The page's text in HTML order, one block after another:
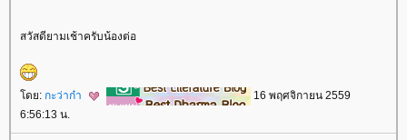
สวัสดียามเช้าครับน้องต่อ
ดย: กะว่าก๋า
16 พฤศจิกายน 2559
6:56:13 น.